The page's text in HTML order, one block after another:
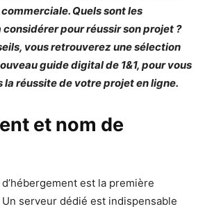
Quels sont les
pour réussir son projet ?
vous retrouverez une sélection
guide digital de 1&1, pour vous
réussite de votre projet en ligne.
et nom de
est la première
serveur dédié est indispensable